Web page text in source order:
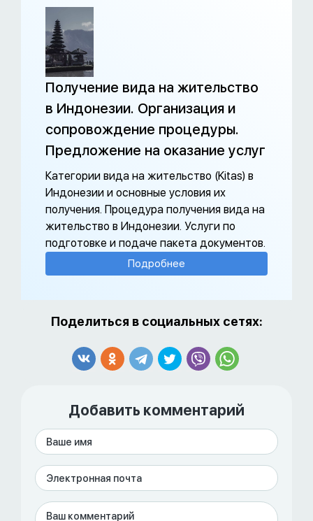
Получение вида на жительство
в Индонезии. Организация и
сопровождение процедуры.
Предложение на оказание услуг
Категории вида на жительство (Kitas) в
Индонезии и основные условия их
получения. Процедура получения вида на
жительство в Индонезии. Услуги по
подготовке и подаче пакета документов.
Подробнее
Поделиться в социальных сетях:
Добавить комментарий